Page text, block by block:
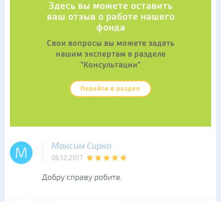
Здесь вы можете оставить
ваш отзыв о работе нашего
фонда
Свои вопросы вы можете задать
нашим экспертам в разделе
"Консультации"
Перейти в раздел
М Максим Сирко
06.12.2017
Добру справу робите.